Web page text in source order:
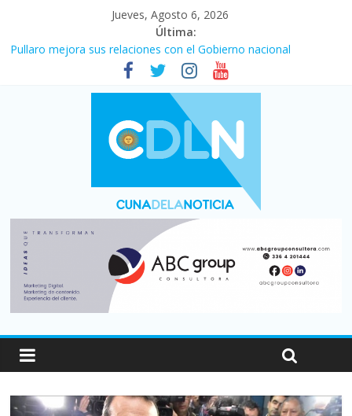
Jueves, Agosto 6, 2026
Última:
Central venció 1 a 0 al River de Coudet en el Monumental
Pullaro mejora sus relaciones con el Gobierno nacional
En un partidazo, Newell’s empató 2 a 2 con Boca en el Coloso
Vacaciones de invierno con más movimiento y consumo
turístico: 4,6 millones de personas viajaron por el país, un 5,9%
Fuerte caída de la venta de autos usados en julio: bajó un 12,6%